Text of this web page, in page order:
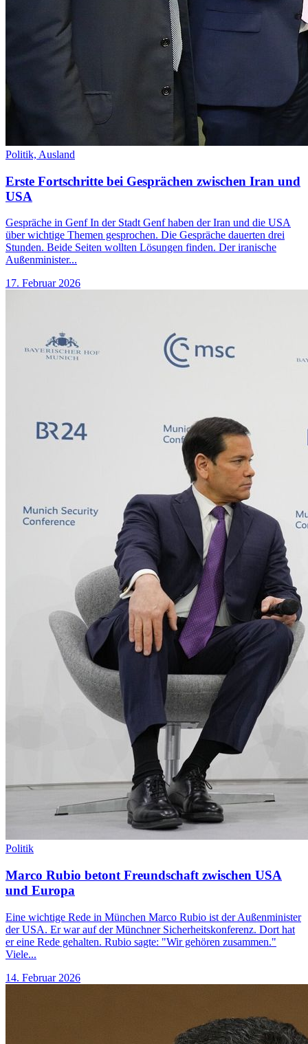
Politik, Ausland
Erste Fortschritte bei Gesprächen zwischen Iran und
USA
Gespräche in Genf In der Stadt Genf haben der Iran und die USA
über wichtige Themen gesprochen. Die Gespräche dauerten drei
Stunden. Beide Seiten wollten Lösungen finden. Der iranische
Außenminister...
17. Februar 2026
Politik
Marco Rubio betont Freundschaft zwischen USA
und Europa
Eine wichtige Rede in München Marco Rubio ist der Außenminister
der USA. Er war auf der Münchner Sicherheitskonferenz. Dort hat
er eine Rede gehalten. Rubio sagte: "Wir gehören zusammen."
Viele...
14. Februar 2026